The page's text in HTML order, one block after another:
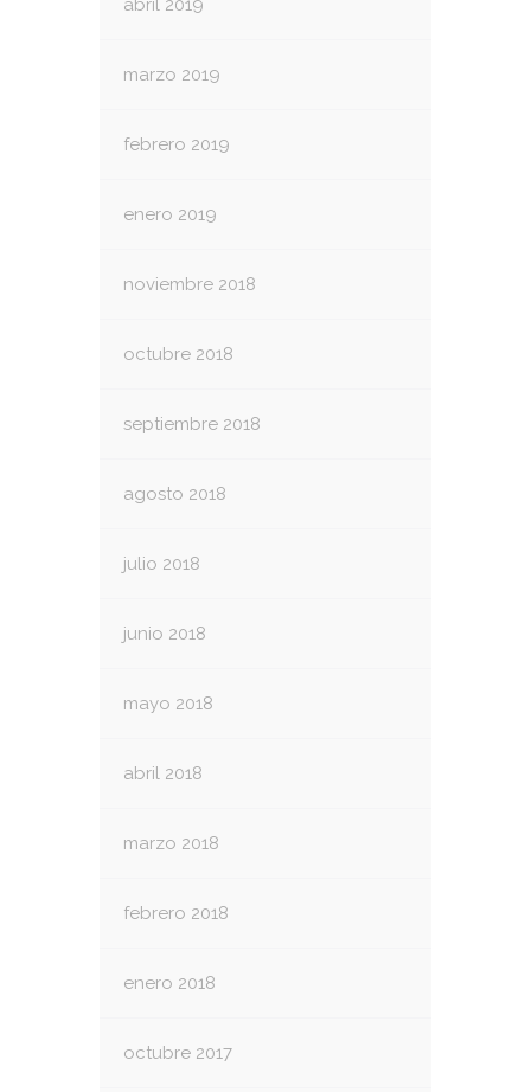
abril 2019
marzo 2019
febrero 2019
enero 2019
noviembre 2018
octubre 2018
septiembre 2018
agosto 2018
julio 2018
junio 2018
mayo 2018
abril 2018
marzo 2018
febrero 2018
enero 2018
octubre 2017